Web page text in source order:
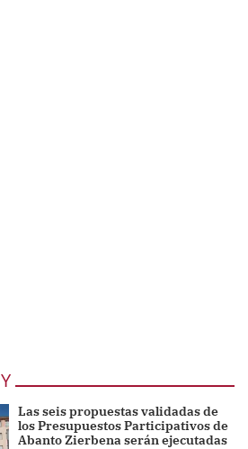
Las seis propuestas validadas de
los Presupuestos Participativos de
Abanto Zierbena serán ejecutadas